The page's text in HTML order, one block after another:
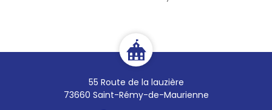
55 Route de la lauzière
73660 Saint-Rémy-de-Maurienne